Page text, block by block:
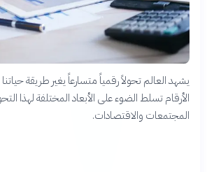
يشهد العالم تحولاً رقمياً متسارعاً يغير طريقة
الأرقام تسلط الضوء على الأبعاد المختلفة لهذا
المجتمعات والاقتصادات.